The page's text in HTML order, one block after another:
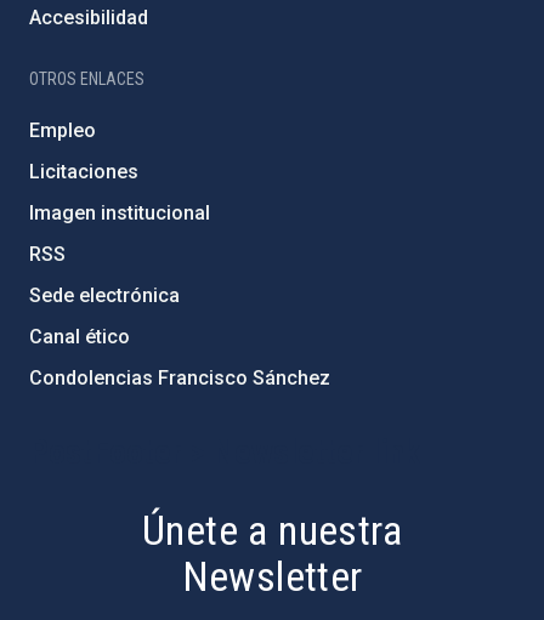
Accesibilidad
OTROS ENLACES
Empleo
Licitaciones
Imagen institucional
RSS
Sede electrónica
Canal ético
Condolencias Francisco Sánchez
Únete a nuestra
Newsletter